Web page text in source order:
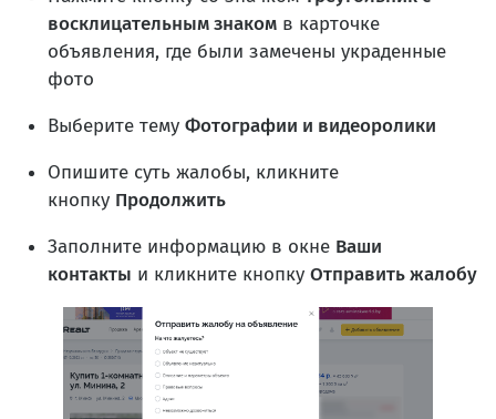
восклицательным знакомв карточке
объявления, где были замечены украденные
фото
Выберите тему Фотографии и видеоролики
Опишите суть жалобы, кликните
кнопку Продолжить
Заполните информацию в окне Ваши
контакты и кликните кнопку Отправить жалобу